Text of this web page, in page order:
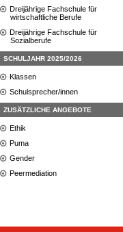
Dreijährige Fachschule für
wirtschaftliche Berufe
Dreijährige Fachschule für
Sozialberufe
SCHULJAHR 2025/2026
Klassen
Schulsprecher/innen
ZUSÄTZLICHE ANGEBOTE
Ethik
Puma
Gender
Peermediation